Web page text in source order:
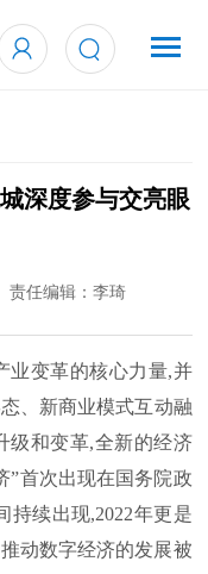
深度参与交亮眼
任编辑：李琦
变革的核心力量,并
、新商业模式互动融
级和变革,全新的经济
”首次出现在国务院政
持续出现,2022年更是
动数字经济的发展被